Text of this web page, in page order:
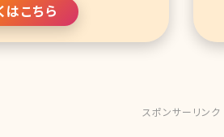
はこちら
スポンサーリンク